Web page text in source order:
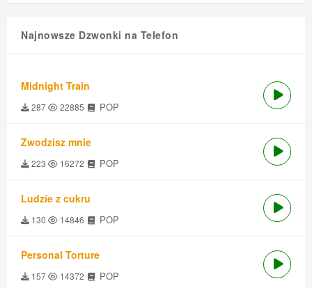
Najnowsze Dzwonki na Telefon
Midnight Train
287 22885 POP
Zwodzisz mnie
223 16272 POP
Ludzie z cukru
130 14846 POP
Personal Torture
157 14372 POP